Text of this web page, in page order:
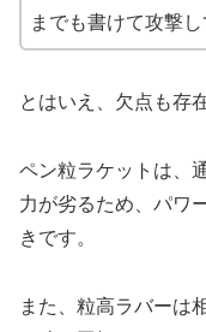
までも書けて攻撃
とはいえ、欠点も存
ペン粒ラケットは、
力が劣るため、パワ
きです。
また、粒高ラバーは